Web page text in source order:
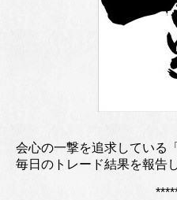
会心の一撃を追求している
毎日のトレード結果を報告